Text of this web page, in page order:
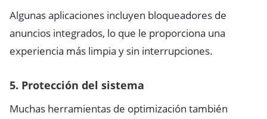
Algunas aplicaciones incluyen bloqueadores de
anuncios integrados, lo que le proporciona una
experiencia más limpia y sin interrupciones.
5. Protección del sistema
Muchas herramientas de optimización también